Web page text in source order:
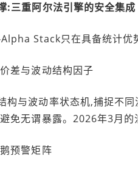
:三重阿尔法引擎的安全集成
Stack只在具备统计优
差与波动结构因子
构与波动率状态机,捕捉不
免无谓暴露。2026年3月的
预警矩阵